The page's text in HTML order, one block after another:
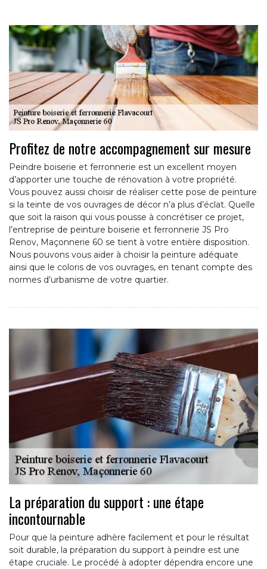
Profitez de notre accompagnement sur mesure
Peindre boiserie et ferronnerie est un excellent moyen
d’apporter une touche de rénovation à votre propriété.
Vous pouvez aussi choisir de réaliser cette pose de peinture
si la teinte de vos ouvrages de décor n’a plus d’éclat. Quelle
que soit la raison qui vous pousse à concrétiser ce projet,
l’entreprise de peinture boiserie et ferronnerie JS Pro
Renov, Maçonnerie 60 se tient à votre entière disposition.
Nous pouvons vous aider à choisir la peinture adéquate
ainsi que le coloris de vos ouvrages, en tenant compte des
normes d’urbanisme de votre quartier.
La préparation du support : une étape
incontournable
Pour que la peinture adhère facilement et pour le résultat
soit durable, la préparation du support à peindre est une
étape cruciale. Le procédé à adopter dépendra encore une